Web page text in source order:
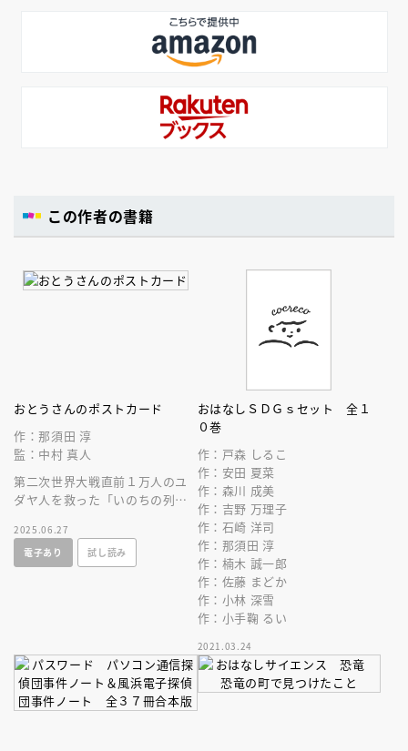
この作者の書籍
おとうさんのポストカード
作：那須田 淳
監：中村 真人
第二次世界大戦直前１万人のユ
ダヤ人を救った「いのちの列
た少年とお父さんの家族愛を描
いたおはなし。
2025.06.27
電子あり
試し読み
おはなしＳＤＧｓセット 全１
０巻
作：戸森 しるこ
作：安田 夏菜
作：森川 成美
作：吉野 万理子
作：石崎 洋司
作：那須田 淳
作：楠木 誠一郎
作：佐藤 まどか
作：小林 深雪
作：小手鞠 るい
2021.03.24